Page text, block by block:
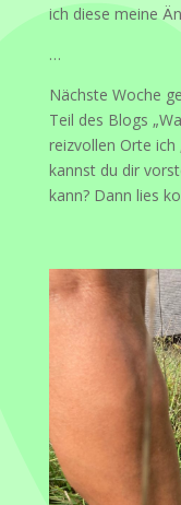
ich diese meine
…
Nächste Woche
Teil des Blogs
reizvollen Orte ich
kannst du dir
kann? Dann lies